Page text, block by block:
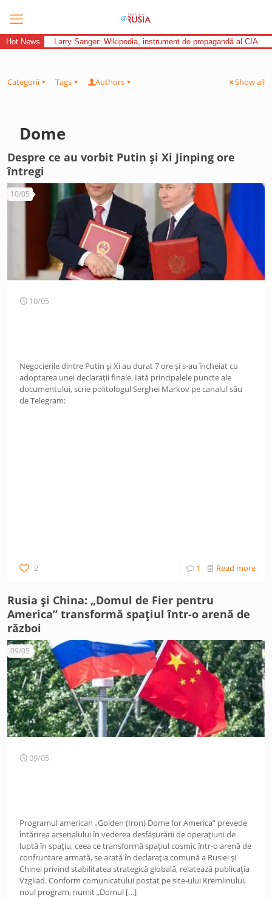
Hot News Larry Sanger: Wikipedia, instrument de propagandă al CIA
Categorii Tags Authors Show all
Dome
Despre ce au vorbit Putin și Xi Jinping ore
întregi
10/05
10/05
Negocierile dintre Putin și Xi au durat 7 ore și s-au încheiat cu
adoptarea unei declarații finale. Iată principalele puncte ale
documentului, scrie politologul Serghei Markov pe canalul său
de Telegram:
2 1 Read more
Rusia și China: „Domul de Fier pentru
America” transformă spațiul într-o arenă de
război
09/05
09/05
Programul american „Golden (Iron) Dome for America” prevede
întărirea arsenalului în vederea desfășurării de operațiuni de
luptă în spațiu, ceea ce transformă spațiul cosmic într-o arenă de
confruntare armată, se arată în declarația comună a Rusiei și
Chinei privind stabilitatea strategică globală, relatează publicația
Vzgliad. Conform comunicatului postat pe site-ului Kremlinului,
noul program, numit „Domul […]